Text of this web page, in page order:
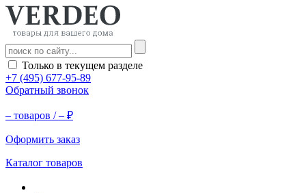
Только в текущем разделе
+7 (495) 677-95-89
Обратный звонок
– товаров /– ₽
Оформить заказ
Каталог товаров